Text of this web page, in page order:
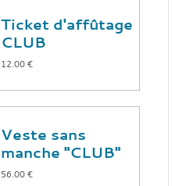
Ticket d'affûtage
CLUB
12.00 €
Veste sans
manche "CLUB"
56.00 €